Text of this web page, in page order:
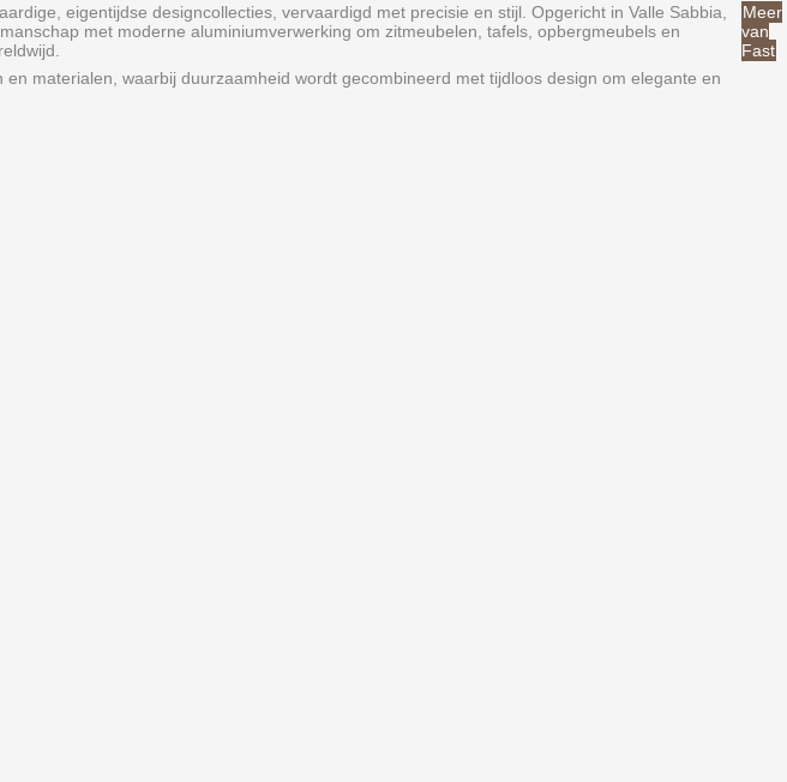
eigentijdse designcollecties, vervaardigd met precisie en stijl. Opgericht in Valle Sabbia,
met moderne aluminiumverwerking om zitmeubelen, tafels, opbergmeubels en
materialen, waarbij duurzaamheid wordt gecombineerd met tijdloos design om elegante en
Meer
van
Fast